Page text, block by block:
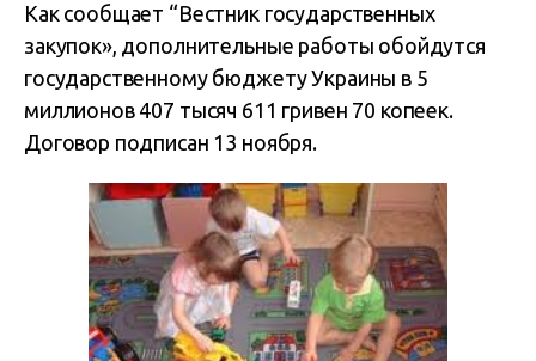
Как сообщает “Вестник государственных
закупок», дополнительные работы обойдутся
государственному бюджету Украины в 5
миллионов 407 тысяч 611 гривен 70 копеек.
Договор подписан 13 ноября.